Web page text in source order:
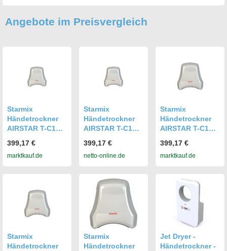
Angebote im Preisvergleich
Starmix
Händetrockner
AIRSTAR T-C1
Vandalentrockne
r / Highspeed-
399,17 €
marktkauf.de
Starmix
Händetrockner
AIRSTAR T-C1
Vandalentrockne
r / Highspeed-
399,17 €
netto-online.de
Starmix
Händetrockner
AIRSTAR T-C1
Vandalentrockne
r / Highspeed-
399,17 €
marktkauf.de
Starmix
Händetrockner
Starmix
Händetrockner
Jet Dryer -
Händetrockner -